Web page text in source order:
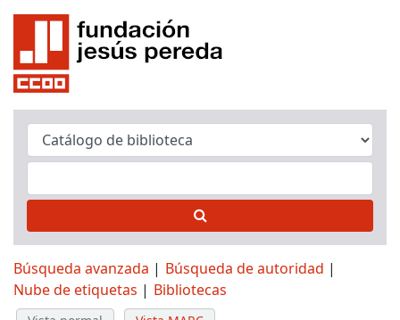
Búsqueda avanzada
Búsqueda de autoridad
Nube de etiquetas
Bibliotecas